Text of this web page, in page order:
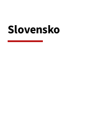
Slovensko